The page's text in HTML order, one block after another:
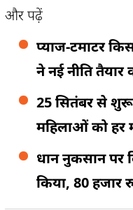
और पढ़ें
प्याज-टमाटर
ने नई नीति
25 सितंबर से शुरू
महिलाओं को हर
धान नुकसान पर
किया, 80